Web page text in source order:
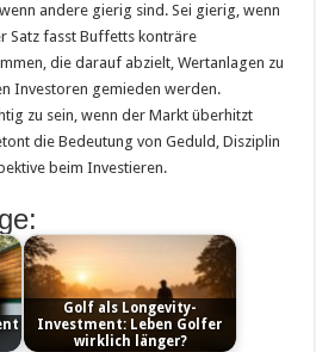
andere gierig sind. Sei gierig, wenn
Satz fasst Buffetts konträre
die darauf abzielt, Wertanlagen zu
Investoren gemieden werden.
zu sein, wenn der Markt überhitzt
die Bedeutung von Geduld, Disziplin
beim Investieren.
Golf als Longevity-
Investment: Leben Golfer
wirklich länger?